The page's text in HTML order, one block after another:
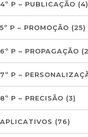
4º P – PUBLICAÇÃO (4)
5º P – PROMOÇÃO (25)
6º P – PROPAGAÇÃO
7º P –
8º P – PRECISÃO (3)
APLICATIVOS (76)